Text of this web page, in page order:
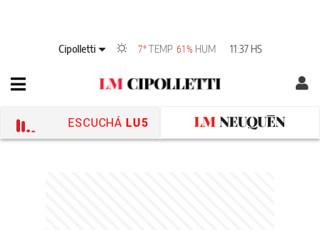
Cipolletti 7° TEMP 61% HUM 11:37 HS
ESCUCHÁ LU5